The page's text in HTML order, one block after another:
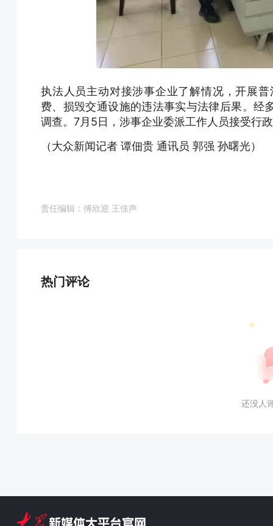
执法人员主动对接涉事企业了解情况，开展
费、损毁交通设施的违法事实与法律后果。经
调查。7月5日，涉事企业委派工作人员接受行
（大众新闻记者 谭佃贵 通讯员 郭强 孙曙光）
责任编辑：傅欣迎 王佳声
热门评论
还没人